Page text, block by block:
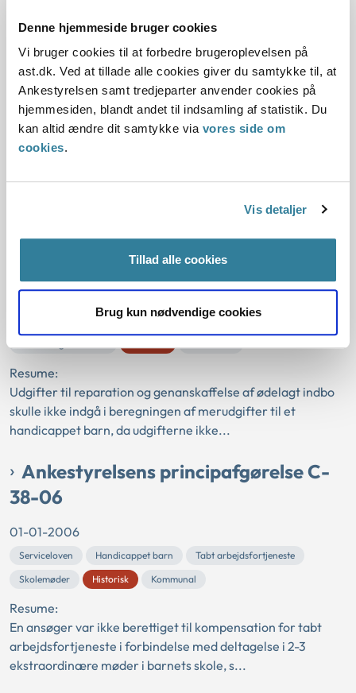
Denne hjemmeside bruger cookies
Vi bruger cookies til at forbedre brugeroplevelsen på
ast.dk. Ved at tillade alle cookies giver du samtykke til, at
Ankestyrelsen samt tredjeparter anvender cookies på
hjemmesiden, blandt andet til indsamling af statistik. Du
kan altid ændre dit samtykke via vores side om
cookies.
Vis detaljer
Tillad alle cookies
Brug kun nødvendige cookies
Serviceloven Handicappet barn
Tabt arbejdsfortjeneste
Hospitalskontrol
Historisk Kommunal
Resume:
Der kunne ikke ydes tabt arbejdsfortjeneste til en ansøger,
som 2-3 gange årligt skulle til hospitalskontrol med sit
Ankestyrelsens principafgørelse C-
01-01-2008
Merudgifter Handicappet barn
Resume:
Udgifter til reparation og genanskaffelse af ødelagt indbo
skulle ikke indgå i beregningen af merudgifter til et
handicappet barn, da udgifterne ikke...
Ankestyrelsens principafgørelse C-
38-06
01-01-2006
Serviceloven Handicappet barn
Tabt arbejdsfortjeneste
Skolemøder
Historisk Kommunal
Resume:
En ansøger var ikke berettiget til kompensation for tabt
arbejdsfortjeneste i forbindelse med deltagelse i 2-3
ekstraordinære møder i barnets skole, s...